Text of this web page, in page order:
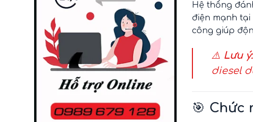
Hệ thống
điện mạnh tại
công giúp
⚠️ Lưu ý:
diesel
🎯 Chức